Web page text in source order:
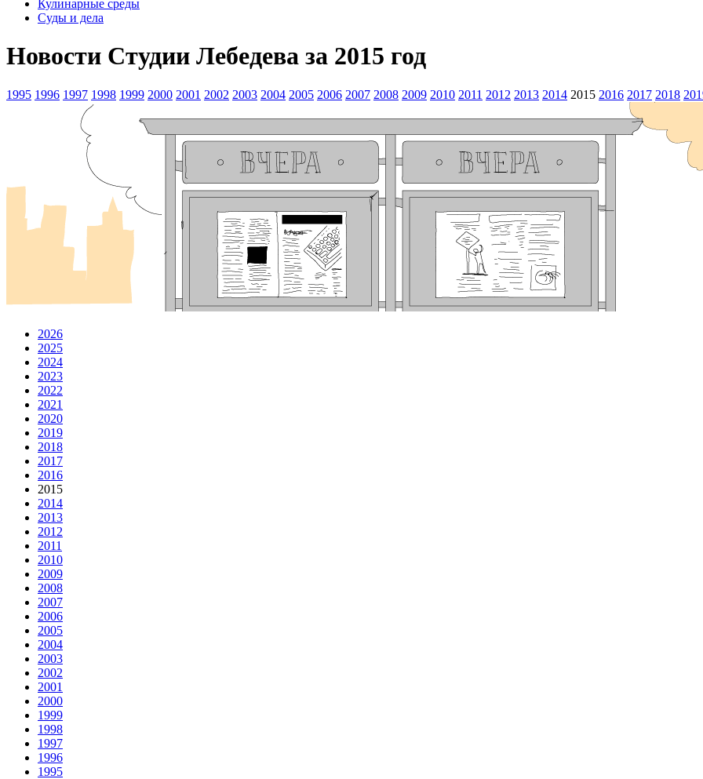
Кулинарные среды
Суды и дела
Новости Студии Лебедева за 2015 год
1995 1996 1997 1998 1999 2000 2001 2002 2003 2004 2005 2006 2007 2008 2009 2010 2011 2012 2013 2014 2015 2016 2017 2018
2026
2025
2024
2023
2022
2021
2020
2019
2018
2017
2016
2015
2014
2013
2012
2011
2010
2009
2008
2007
2006
2005
2004
2003
2002
2001
2000
1999
1998
1997
1996
1995